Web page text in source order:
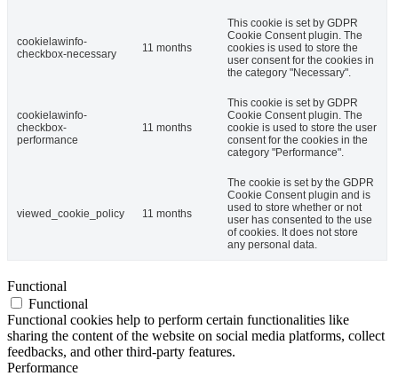
cookielawinfo-
checkbox-necessary
11 months
This cookie is set by GDPR
Cookie Consent plugin. The
cookies is used to store the
user consent for the cookies in
the category "Necessary".
cookielawinfo-
checkbox-
performance
11 months
This cookie is set by GDPR
Cookie Consent plugin. The
cookie is used to store the user
consent for the cookies in the
category "Performance".
viewed_cookie_policy 11 months
The cookie is set by the GDPR
Cookie Consent plugin and is
used to store whether or not
user has consented to the use
of cookies. It does not store
any personal data.
Functional
Functional
Functional cookies help to perform certain functionalities like
sharing the content of the website on social media platforms, collect
feedbacks, and other third-party features.
Performance